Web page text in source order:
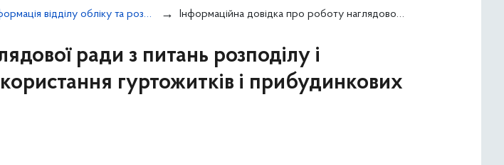
Інформація відділу обліку та розподілу житлової площі Інформаційна довідка про роботу наглядової ради з питань розподілу і утримання житла у гуртожитках та використання гуртожитків і прибудинкових територій станом на 27.12.2023
ради з питань розподілу і
гуртожитків і прибудинкових